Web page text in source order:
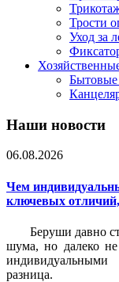
Трости
Уход за
Бытовые
Наши новости
06.08.2026
Чем
ключевых
Беруши давно
шума, но далеко
индивидуальными
разница.